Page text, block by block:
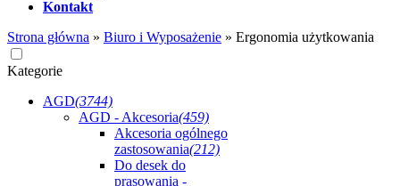
Kontakt
Strona główna » Biuro i Wyposażenie » Ergonomia użytkowania
Kategorie
AGD(3744)
AGD - Akcesoria(459)
Akcesoria ogólnego
zastosowania(212)
Do desek do
prasowania -